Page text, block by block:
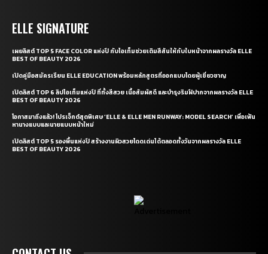
ELLE SIGNATURE
เผยลิสต์ TOP 5 FACE COLOR แห่งปี กับไอเท็มช่วยเติมสีสันให้กับใบหน้าจากผลรางวัล ELLE
BEST OF BEAUTY 2026
เปิดคู่มือสมัครเรียน ELLE EDUCATION พร้อมหลักสูตรที่ออกแบบโดยผู้เชี่ยวชาญ
เปิดลิสต์ TOP 6 ลิปไอเท็มแห่งปี ที่ทั้งสีสวย เนื้อสัมผัสดี และบำรุงริมฝีปากจากผลรางวัล ELLE
BEST OF BEAUTY 2026
โอกาสมาถึงแล้ว! โปรเจ็กต์สุดพิเศษ ‘ELLE & ELLE MEN RUNWAY: MODEL SEARCH’ เพื่อเฟ้น
หานางแบบและนายแบบหน้าใหม่
เปิดลิสต์ TOP 5 รองพื้นแห่งปี สร้างงานผิวสวยโดดเด่นได้ตลอดทั้งวันจากผลรางวัล ELLE
BEST OF BEAUTY 2026